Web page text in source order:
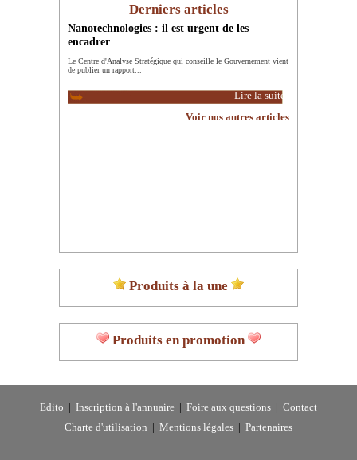
Derniers articles
Nanotechnologies : il est urgent de les
encadrer
Le Centre d'Analyse Stratégique qui conseille le Gouvernement vient
de publier un rapport...
Lire la suite
Voir nos autres articles
Produits à la une
Produits en promotion
Edito Inscription à l'annuaire Foire aux questions
Contact
Charte d'utilisation
Mentions légales Partenaires